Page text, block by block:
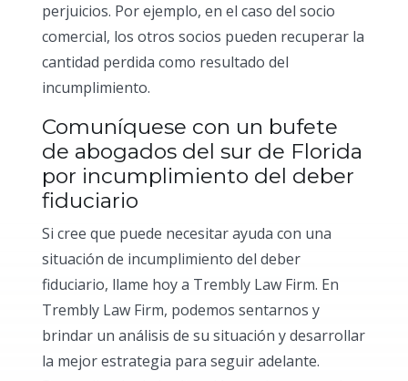
perjuicios. Por ejemplo, en el caso del socio
comercial, los otros socios pueden recuperar la
cantidad perdida como resultado del
incumplimiento.
Comuníquese con un bufete
de abogados del sur de Florida
por incumplimiento del deber
fiduciario
Si cree que puede necesitar ayuda con una
situación de incumplimiento del deber
fiduciario, llame hoy a Trembly Law Firm. En
Trembly Law Firm, podemos sentarnos y
brindar un análisis de su situación y desarrollar
la mejor estrategia para seguir adelante.